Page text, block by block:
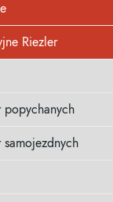
Riezler
popychanych
samojezdnych